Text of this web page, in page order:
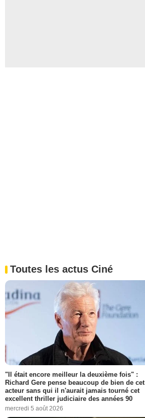
Toutes les actus Ciné
"Il était encore meilleur la deuxième fois" :
Richard Gere pense beaucoup de bien de cet
acteur sans qui il n'aurait jamais tourné cet
excellent thriller judiciaire des années 90
mercredi 5 août 2026